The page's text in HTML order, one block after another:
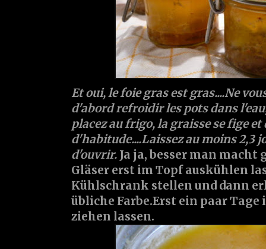
Et oui, le foie gras est gras....Ne
d'abord refroidir les pots dans
placez au frigo, la graisse se fige
d'habitude....Laissez au moins 2,3
d'ouvrir. Ja ja, besser man macht
Gläser erst im Topf auskühlen
Kühlschrank stellen und dann
übliche Farbe.Erst ein paar
ziehen lassen.